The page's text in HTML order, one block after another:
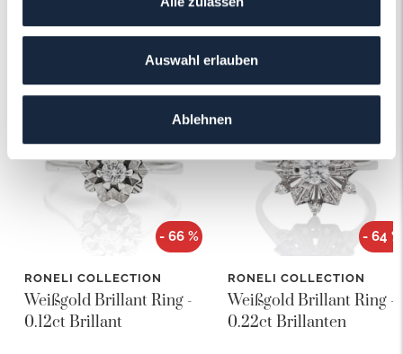
Auswahl erlauben
Ablehnen
Das könnte Ihnen auch gefallen!
- 66 %
RONELI COLLECTION
Weißgold Brillant Ring -
0.12ct Brillant
- 64 %
RONELI COLLECTION
Weißgold Brillant Ring -
0.22ct Brillanten